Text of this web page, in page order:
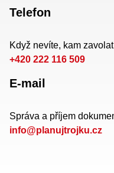
Telefon
Když nevíte, kam zavolat
+420 222 116 509
E-mail
Správa a příjem
info@planujtrojku.cz